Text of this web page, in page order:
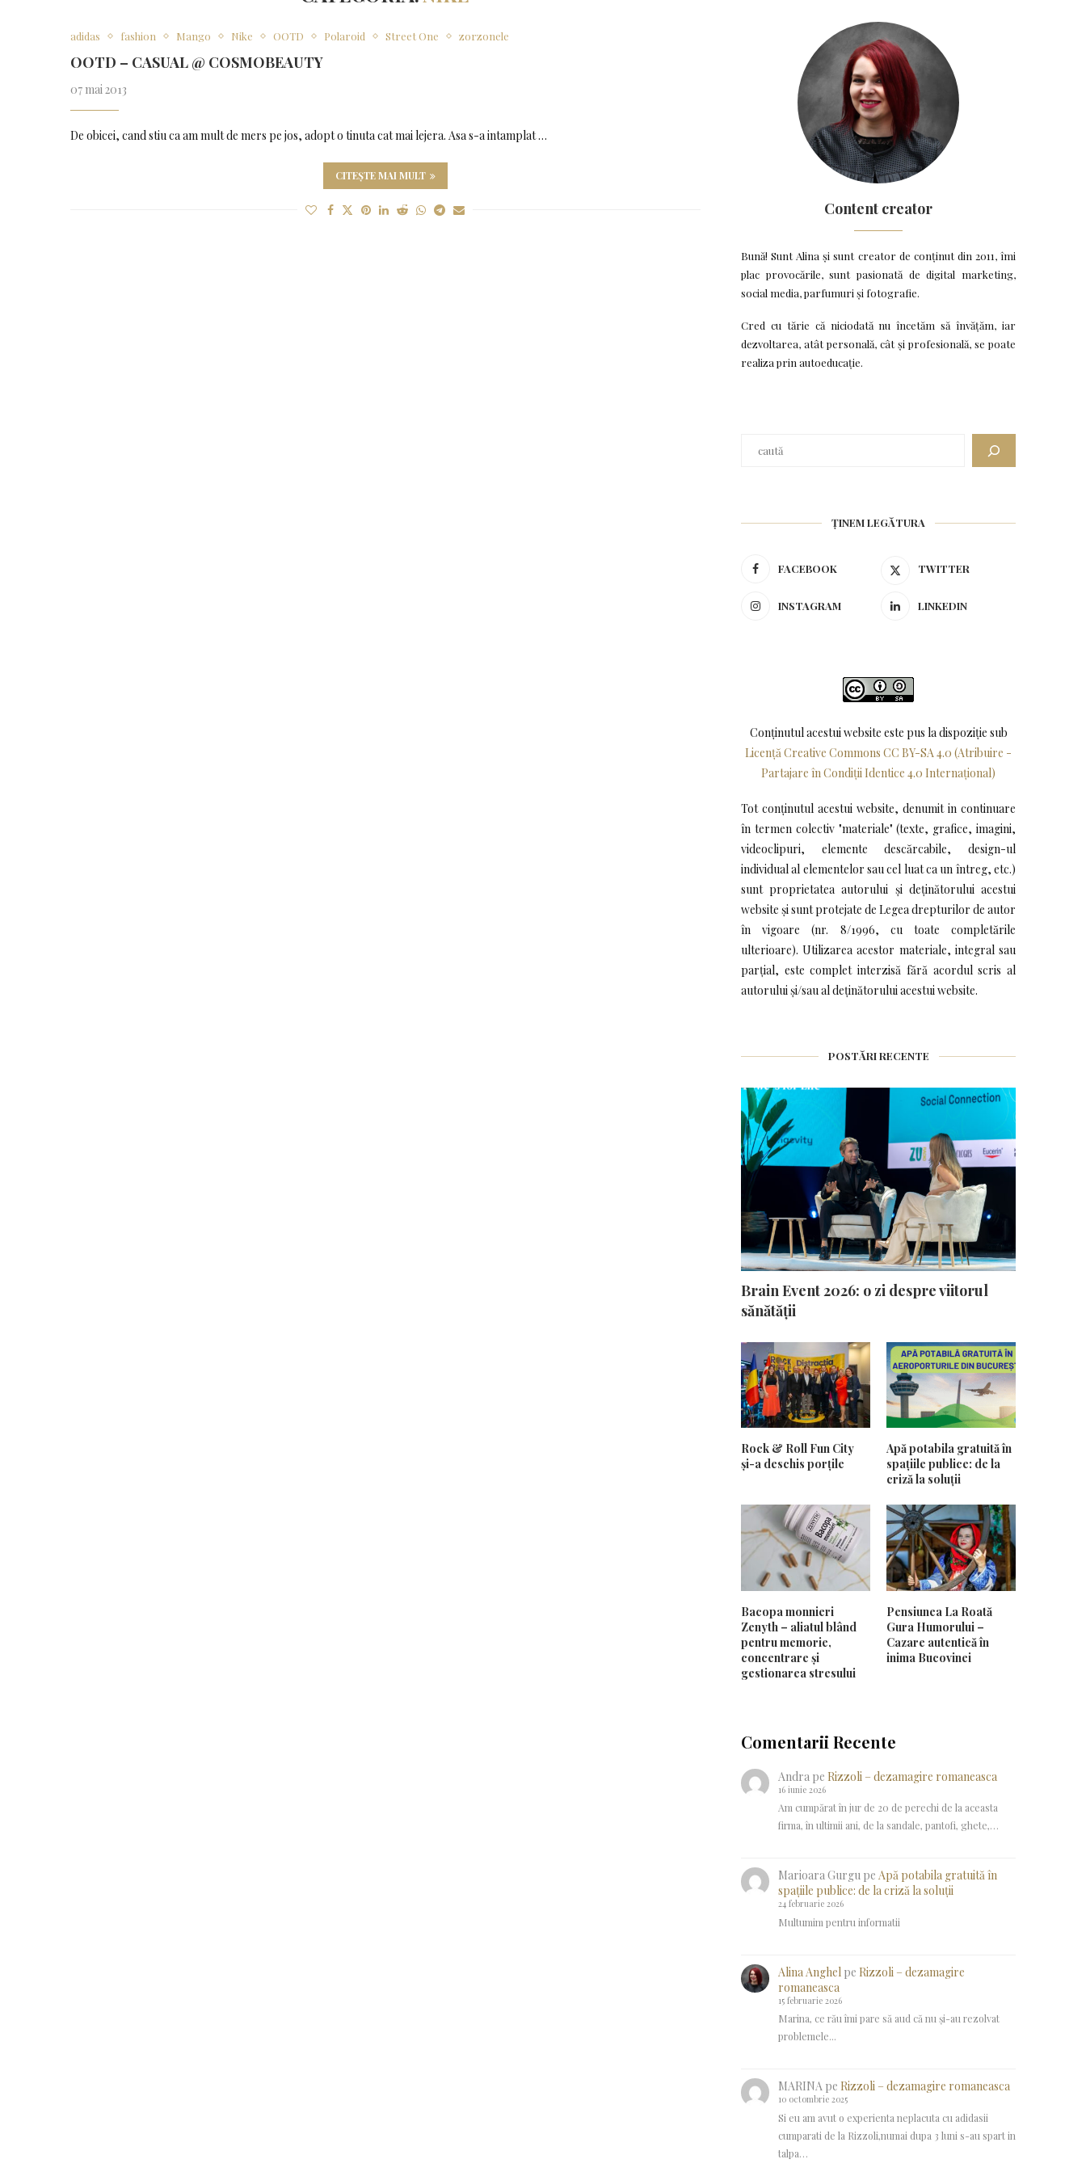
adidas fashion Mango Nike OOTD Polaroid Street One zorzonele
OOTD – CASUAL @ COSMOBEAUTY
07 mai 2013
De obicei, cand stiu ca am mult de mers pe jos, adopt o tinuta cat mai lejera. Asa s-a intamplat …
CITEȘTE MAI MULT
Content creator
Bună! Sunt Alina și sunt creator de conținut din 2011, îmi
plac provocările, sunt pasionată de digital marketing,
social media, parfumuri și fotografie.
Cred cu tărie că niciodată nu încetăm să învățăm, iar
dezvoltarea, atât personală, cât și profesională, se poate
realiza prin autoeducație.
ȚINEM LEGĂTURA
FACEBOOK TWITTER
INSTAGRAM LINKEDIN
Conținutul acestui website este pus la dispoziţie sub
Licență Creative Commons CC BY-SA 4.0 (Atribuire -
Partajare în Condiții Identice 4.0 Internațional)
Tot conținutul acestui website, denumit in continuare
în termen colectiv "materiale" (texte, grafice, imagini,
videoclipuri, elemente descărcabile, design-ul
individual al elementelor sau cel luat ca un întreg, etc.)
sunt proprietatea autorului și deținătorului acestui
website și sunt protejate de Legea drepturilor de autor
în vigoare (nr. 8/1996, cu toate completările
ulterioare). Utilizarea acestor materiale, integral sau
parțial, este complet interzisă fără acordul scris al
autorului și/sau al deținătorului acestui website.
POSTĂRI RECENTE
Brain Event 2026: o zi despre viitorul
sănătății
Rock & Roll Fun City
și-a deschis porțile
Apă potabila gratuită în
spațiile publice: de la
criză la soluții
Bacopa monnieri
Zenyth – aliatul blând
pentru memorie,
concentrare și
gestionarea stresului
Pensiunea La Roată
Gura Humorului –
Cazare autentică în
inima Bucovinei
Comentarii Recente
Andra pe Rizzoli – dezamagire romaneasca
16 iunie 2026
Am cumpărat în jur de 20 de perechi de la aceasta
firma, în ultimii ani, de la sandale, pantofi, ghete,…
Marioara Gurgupe Apă potabila gratuită în
spațiile publice: de la criză la soluții
24 februarie 2026
Multumim pentru informatii
Alina Anghelpe Rizzoli – dezamagire
romaneasca
15 februarie 2026
Marina, ce rău îmi pare să aud că nu și-au rezolvat
problemele...
MARINApe Rizzoli – dezamagire romaneasca
10 octombrie 2025
Si eu am avut o experienta neplacuta cu adidasii
cumparati de la Rizzoli,numai dupa 3 luni s-au spart in
talpa…